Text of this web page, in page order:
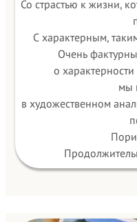
Со страстью к жизни,
С характерным,
Очень
о
мы
в художественном